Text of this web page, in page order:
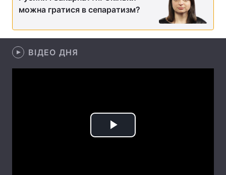
Цікавинки
Екологія Регіони
Лонгріди
Думки
Вакансії
можна гратися в сепаратизм?
ВІДЕО ДНЯ
Play